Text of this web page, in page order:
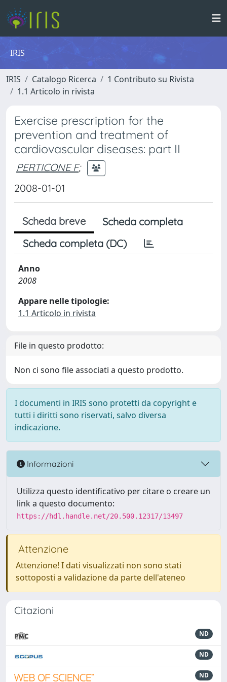
IRIS
IRIS Catalogo Ricerca
1 Contributo su Rivista
1.1 Articolo in rivista
Exercise prescription for the
prevention and treatment of
cardiovascular diseases: part II
PERTICONE F;
2008-01-01
Scheda breve
Scheda completa
Scheda completa (DC)
Anno
2008
Appare nelle tipologie:
1.1 Articolo in rivista
File in questo prodotto:
Non ci sono file associati a questo prodotto.
I documenti in IRIS sono protetti da copyright e
tutti i diritti sono riservati, salvo diversa
indicazione.
Informazioni
Utilizza questo identificativo per citare o creare un
link a questo documento:
https://hdl.handle.net/20.500.12317/13497
Attenzione
Attenzione! I dati visualizzati non sono stati
sottoposti a validazione da parte dell'ateneo
Citazioni
ND
ND
ND